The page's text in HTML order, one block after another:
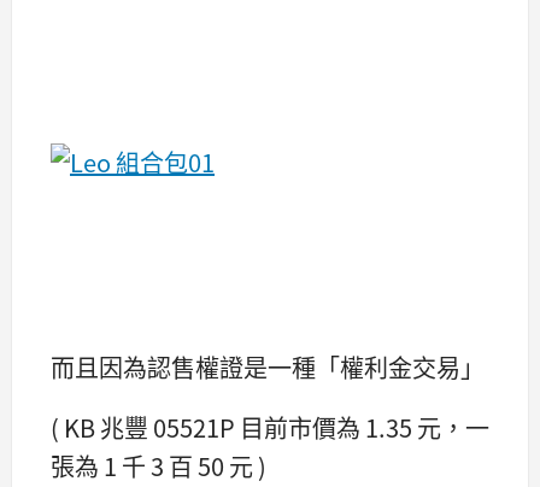
而且因為認售權證是一種「權利金交易」
( KB 兆豐 05521P 目前市價為 1.35 元，一
張為 1 千 3 百 50 元 )